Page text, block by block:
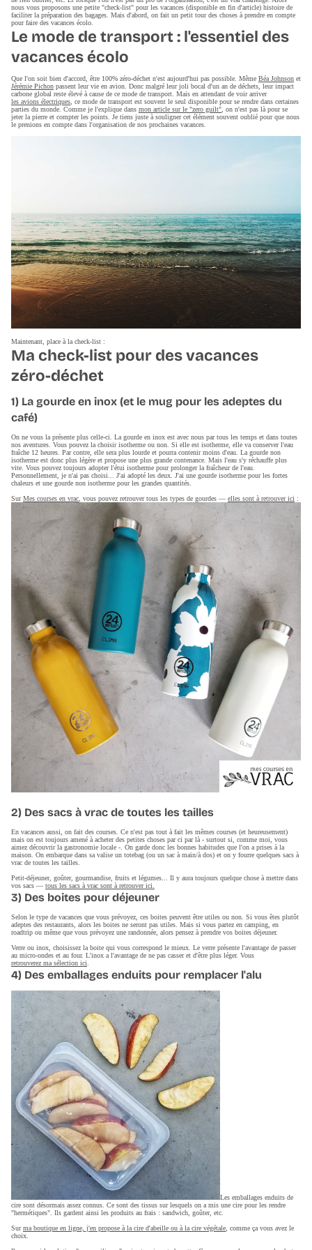
nous vous proposons une petite "check-list" pour les vacances (disponible en fin d'article) histoire de
faciliter la préparation des bagages. Mais d'abord, on fait un petit tour des choses à prendre en compte
pour faire des vacances écolo.
Le mode de transport : l'essentiel des
vacances écolo
Que l'on soit bien d'accord, être 100% zéro-déchet n'est aujourd'hui pas possible. Même Béa Johnson et
Jérémie Pichon passent leur vie en avion. Donc malgré leur joli bocal d'un an de déchets, leur impact
carbone global reste élevé à cause de ce mode de transport. Mais en attendant de voir arriver
les avions électriques, ce mode de transport est souvent le seul disponible pour se rendre dans certaines
parties du monde. Comme je l'explique dans mon article sur le "zero guilt", on n'est pas là pour se
jeter la pierre et compter les points. Je tiens juste à souligner cet élément souvent oublié pour que nous
le prenions en compte dans l'organisation de nos prochaines vacances.
Maintenant, place à la check-list :
Ma check-list pour des vacances
zéro-déchet
1) La gourde en inox (et le mug pour les adeptes du
café)
On ne vous la présente plus celle-ci. La gourde en inox est avec nous par tous les temps et dans toutes
nos aventures. Vous pouvez la choisir isotherme ou non. Si elle est isotherme, elle va conserver l'eau
fraîche 12 heures. Par contre, elle sera plus lourde et pourra contenir moins d'eau. La gourde non
isotherme est donc plus légère et propose une plus grande contenance. Mais l'eau s'y réchauffe plus
vite. Vous pouvez toujours adopter l'étui isotherme pour prolonger la fraîcheur de l'eau.
Personnellement, je n'ai pas choisi... J'ai adopté les deux. J'ai une gourde isotherme pour les fortes
chaleurs et une gourde non isotherme pour les grandes quantités.
SurMes courses en vrac, vous pouvez retrouver tous les types de gourdes — elles sont à retrouver ici :
2) Des sacs à vrac de toutes les tailles
En vacances aussi, on fait des courses. Ce n'est pas tout à fait les mêmes courses (et heureusement)
mais on est toujours amené à acheter des petites choses par ci par là - surtout si, comme moi, vous
aimez découvrir la gastronomie locale -. On garde donc les bonnes habitudes que l'on a prises à la
maison. On embarque dans sa valise un totebag (ou un sac à main/à dos) et on y fourre quelques sacs à
vrac de toutes les tailles.
Petit-déjeuner, goûter, gourmandise, fruits et légumes... Il y aura toujours quelque chose à mettre dans
vos sacs — tous les sacs à vrac sont à retrouver ici.
3) Des boites pour déjeuner
Selon le type de vacances que vous prévoyez, ces boites peuvent être utiles ou non. Si vous êtes plutôt
adeptes des restaurants, alors les boites ne seront pas utiles. Mais si vous partez en camping, en
roadtrip ou même que vous prévoyez une randonnée, alors pensez à prendre vos boites déjeuner.
Verre ou inox, choisissez la boite qui vous correspond le mieux. Le verre présente l'avantage de passer
au micro-ondes et au four. L'inox a l'avantage de ne pas casser et d'être plus léger. Vous
retrouverez ma sélection ici.
4) Des emballages enduits pour remplacer l'alu
Les emballages enduits de
cire sont désormais assez connus. Ce sont des tissus sur lesquels on a mis une cire pour les rendre
"hermétiques". Ils gardent ainsi les produits au frais : sandwich, goûter, etc.
Surma boutique en ligne, j'en propose à la cire d'abeille ou à la cire végétale, comme ça vous avez le
choix.